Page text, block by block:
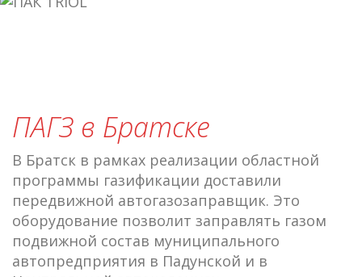
ПАГЗ в Братске
В Братск в рамках реализации областной
программы газификации доставили
передвижной автогазозаправщик. Это
оборудование позволит заправлять газом
подвижной состав муниципального
автопредприятия в Падунской и в